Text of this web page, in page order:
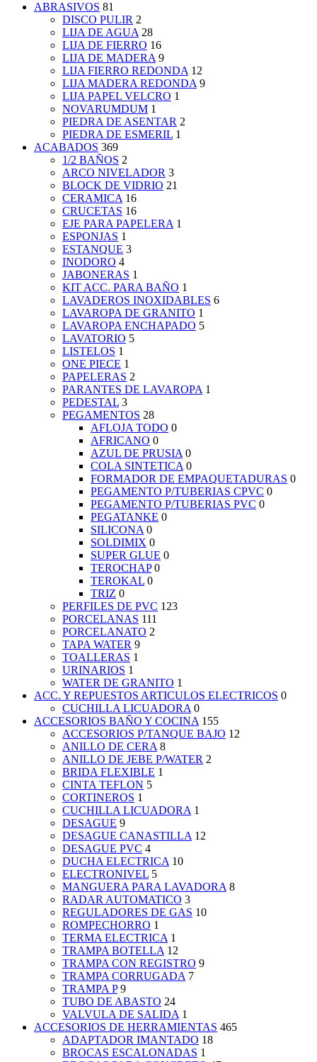
ABRASIVOS 81
DISCO PULIR 2
LIJA DE AGUA 28
LIJA DE FIERRO 16
LIJA DE MADERA 9
LIJA FIERRO REDONDA 12
LIJA MADERA REDONDA 9
LIJA PAPEL VELCRO 1
NOVARUMDUM 1
PIEDRA DE ASENTAR 2
PIEDRA DE ESMERIL 1
ACABADOS 369
1/2 BAÑOS 2
ARCO NIVELADOR 3
BLOCK DE VIDRIO 21
CERAMICA 16
CRUCETAS 16
EJE PARA PAPELERA 1
ESPONJAS 1
ESTANQUE 3
INODORO 4
JABONERAS 1
KIT ACC. PARA BAÑO 1
LAVADEROS INOXIDABLES 6
LAVAROPA DE GRANITO 1
LAVAROPA ENCHAPADO 5
LAVATORIO 5
LISTELOS 1
ONE PIECE 1
PAPELERAS 2
PARANTES DE LAVAROPA 1
PEDESTAL 3
PEGAMENTOS 28
AFLOJA TODO 0
AFRICANO 0
AZUL DE PRUSIA 0
COLA SINTETICA 0
FORMADOR DE EMPAQUETADURAS 0
PEGAMENTO P/TUBERIAS CPVC 0
PEGAMENTO P/TUBERIAS PVC 0
PEGATANKE 0
SILICONA 0
SOLDIMIX 0
SUPER GLUE 0
TEROCHAP 0
TEROKAL 0
TRIZ 0
PERFILES DE PVC 123
PORCELANAS 111
PORCELANATO 2
TAPA WATER 9
TOALLERAS 1
URINARIOS 1
WATER DE GRANITO 1
ACC. Y REPUESTOS ARTICULOS ELECTRICOS 0
CUCHILLA LICUADORA 0
ACCESORIOS BAÑO Y COCINA 155
ACCESORIOS P/TANQUE BAJO 12
ANILLO DE CERA 8
ANILLO DE JEBE P/WATER 2
BRIDA FLEXIBLE 1
CINTA TEFLON 5
CORTINEROS 1
CUCHILLA LICUADORA 1
DESAGUE 9
DESAGUE CANASTILLA 12
DESAGUE PVC 4
DUCHA ELECTRICA 10
ELECTRONIVEL 5
MANGUERA PARA LAVADORA 8
RADAR AUTOMATICO 3
REGULADORES DE GAS 10
ROMPECHORRO 1
TERMA ELECTRICA 1
TRAMPA BOTELLA 12
TRAMPA CON REGISTRO 9
TRAMPA CORRUGADA 7
TRAMPA P 9
TUBO DE ABASTO 24
VALVULA DE SALIDA 1
ACCESORIOS DE HERRAMIENTAS 465
ADAPTADOR IMANTADO 18
BROCAS ESCALONADAS 1